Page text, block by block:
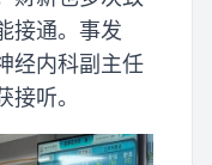
接通。事发
经内科副主任
听。